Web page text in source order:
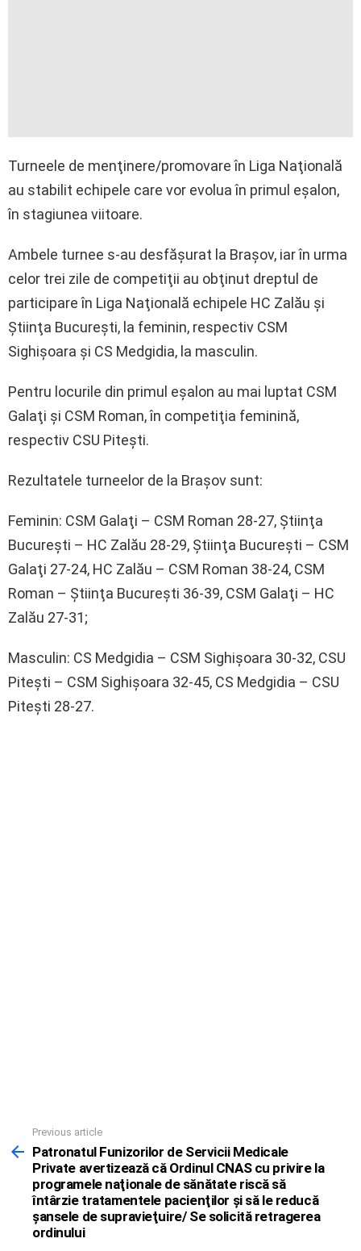
Turneele de menţinere/promovare în Liga Naţională
au stabilit echipele care vor evolua în primul eşalon,
în stagiunea viitoare.
Ambele turnee s-au desfăşurat la Braşov, iar în urma
celor trei zile de competiţii au obţinut dreptul de
participare în Liga Naţională echipele HC Zalău şi
Ştiinţa Bucureşti, la feminin, respectiv CSM
Sighişoara şi CS Medgidia, la masculin.
Pentru locurile din primul eşalon au mai luptat CSM
Galaţi şi CSM Roman, în competiţia feminină,
respectiv CSU Piteşti.
Rezultatele turneelor de la Braşov sunt:
Feminin: CSM Galaţi – CSM Roman 28-27, Ştiinţa
Bucureşti – HC Zalău 28-29, Ştiinţa Bucureşti – CSM
Galaţi 27-24, HC Zalău – CSM Roman 38-24, CSM
Roman – Ştiinţa Bucureşti 36-39, CSM Galaţi – HC
Zalău 27-31;
Masculin: CS Medgidia – CSM Sighişoara 30-32, CSU
Piteşti – CSM Sighişoara 32-45, CS Medgidia – CSU
Piteşti 28-27.
more
Previous article
Patronatul Funizorilor de Servicii Medicale
Private avertizează că Ordinul CNAS cu privire la
programele naţionale de sănătate riscă să
întârzie tratamentele pacienţilor şi să le reducă
şansele de supravieţuire/ Se solicită retragerea
ordinului